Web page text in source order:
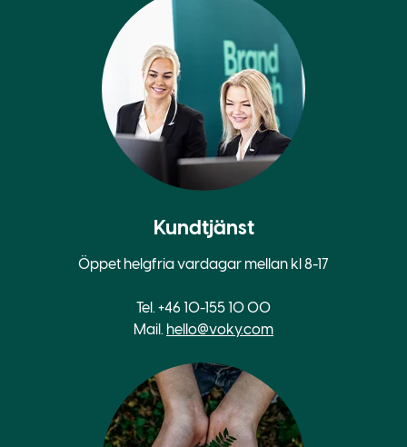
Kundtjänst
Öppet helgfria vardagar mellan kl 8-17
Tel. +46 10-155 10 00
Mail. hello@voky.com